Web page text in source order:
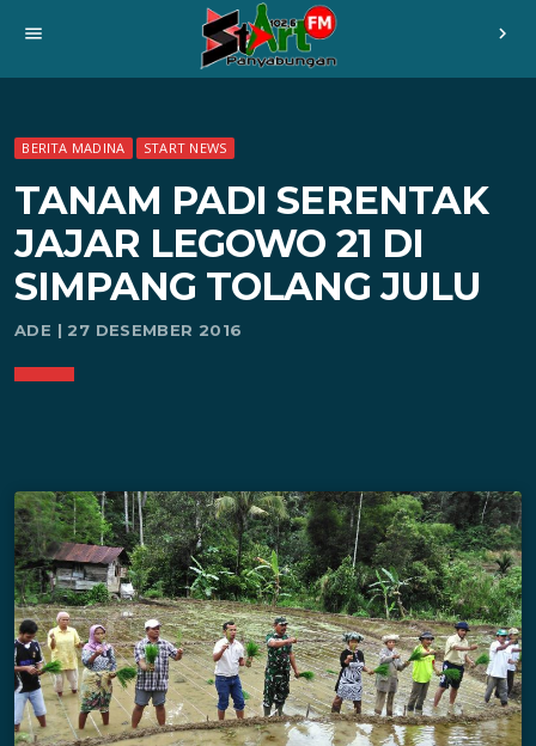
menu chevron_right
BERITA MADINA START NEWS
TANAM PADI SERENTAK
JAJAR LEGOWO 21 DI
SIMPANG TOLANG JULU
ADE | 27 DESEMBER 2016